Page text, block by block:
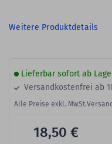
Weitere Produktdetails
Lieferbar sofort ab
Versandkostenfrei ab
Alle Preise exkl. MwSt.
18,50 €